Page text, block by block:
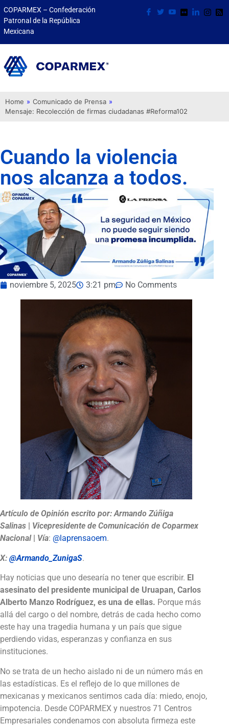
COPARMEX – Confederación
Patronal de la República
Mexicana
Home » Comunicado de Prensa »
Mensaje: Recolección de firmas ciudadanas #Reforma102
Cuando la violencia
nos alcanza a todos.
noviembre 5, 2025 3:21 pm No Comments
Artículo de Opinión escrito por: Armando Zúñiga
Salinas
Vicepresidente de Comunicación de Coparmex
Nacional
Vía: @laprensaoem.
X: @Armando_ZunigaS.
Hay noticias que uno desearía no tener que escribir. El
asesinato del presidente municipal de Uruapan, Carlos
Alberto Manzo Rodríguez, es una de ellas. Porque más
allá del cargo o del nombre, detrás de cada hecho como
este hay una tragedia humana y un país que sigue
perdiendo vidas, esperanzas y confianza en sus
instituciones.
No se trata de un hecho aislado ni de un número más en
las estadísticas. Es el reflejo de lo que millones de
mexicanas y mexicanos sentimos cada día: miedo, enojo,
impotencia. Desde COPARMEX y nuestros 71 Centros
Empresariales condenamos con absoluta firmeza este